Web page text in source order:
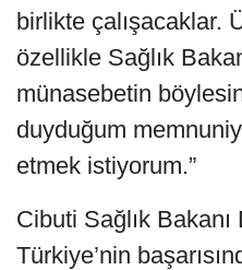
birlikte çalışacaklar.
özellikle Sağlık
münasebetin
duyduğum
etmek istiyorum.”
Cibuti Sağlık
Türkiye’nin